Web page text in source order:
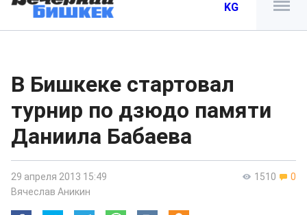
KG
В Бишкеке стартовал
турнир по дзюдо памяти
Даниила Бабаева
1510 0
29 апреля 2013 15:49
Вячеслав Аникин